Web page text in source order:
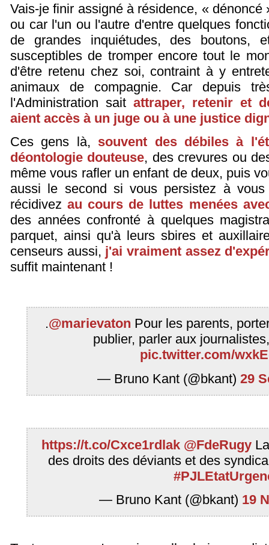
Vais-je finir assigné à résidence, «
ou car l'un ou l'autre d'entre quelques
de grandes inquiétudes, des boutons,
susceptibles de tromper encore tout le
d'être retenu chez soi, contraint à y
animaux de compagnie. Car depuis
l'Administration sait attraper, retenir et
aient accès à un juge ou à une justice
Ces gens là, souvent des débiles à
déontologie douteuse, des crevures ou
même vous rafler un enfant de deux, puis
aussi le second si vous persistez à
récidivezau cours de luttes menées
des années confronté à quelques
parquet, ainsi qu'à leurs sbires et
censeurs aussi, j'ai vraiment assez
suffit maintenant !
.@marievaton Pour les parents,
publier, parler aux
pic.twitter.com/
— Bruno Kant (@bkant) 29
https://t.co/Cxce1rdlak @FdeRugy
des droits des déviants et des
— Bruno Kant (@bkant) 19